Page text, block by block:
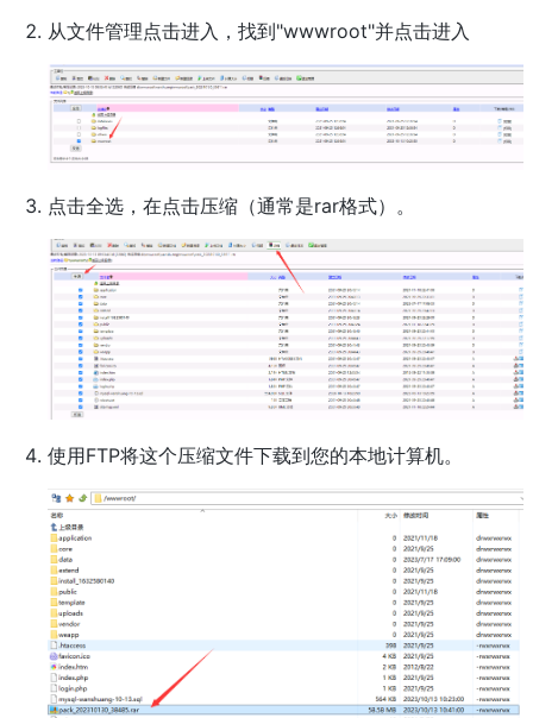
从文件管理点击进入，找到"wwwroot"并点击进入
点击全选，在点击压缩（通常是rar格式）。
使用FTP将这个压缩文件下载到您的本地计算机。